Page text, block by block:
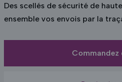
Des scellés de sécurité de
ensemble vos envois par la
Commandez